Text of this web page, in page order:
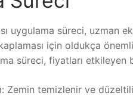
uygulama süreci, uzman
için oldukça
süreci, fiyatları
Zemin temizlenir ve